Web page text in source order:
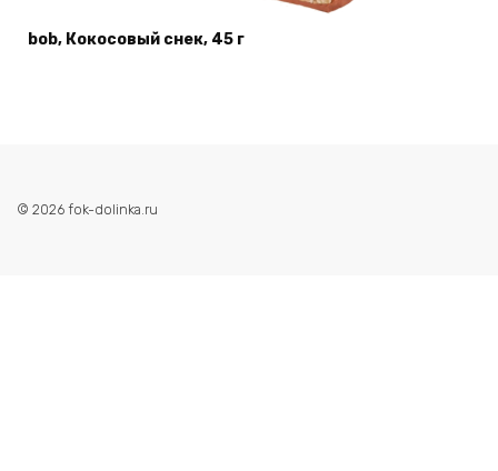
bob, Кокосовый снек, 45 г
© 2026 fok-dolinka.ru